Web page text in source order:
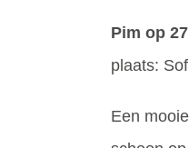
Pim op
plaats:
Een